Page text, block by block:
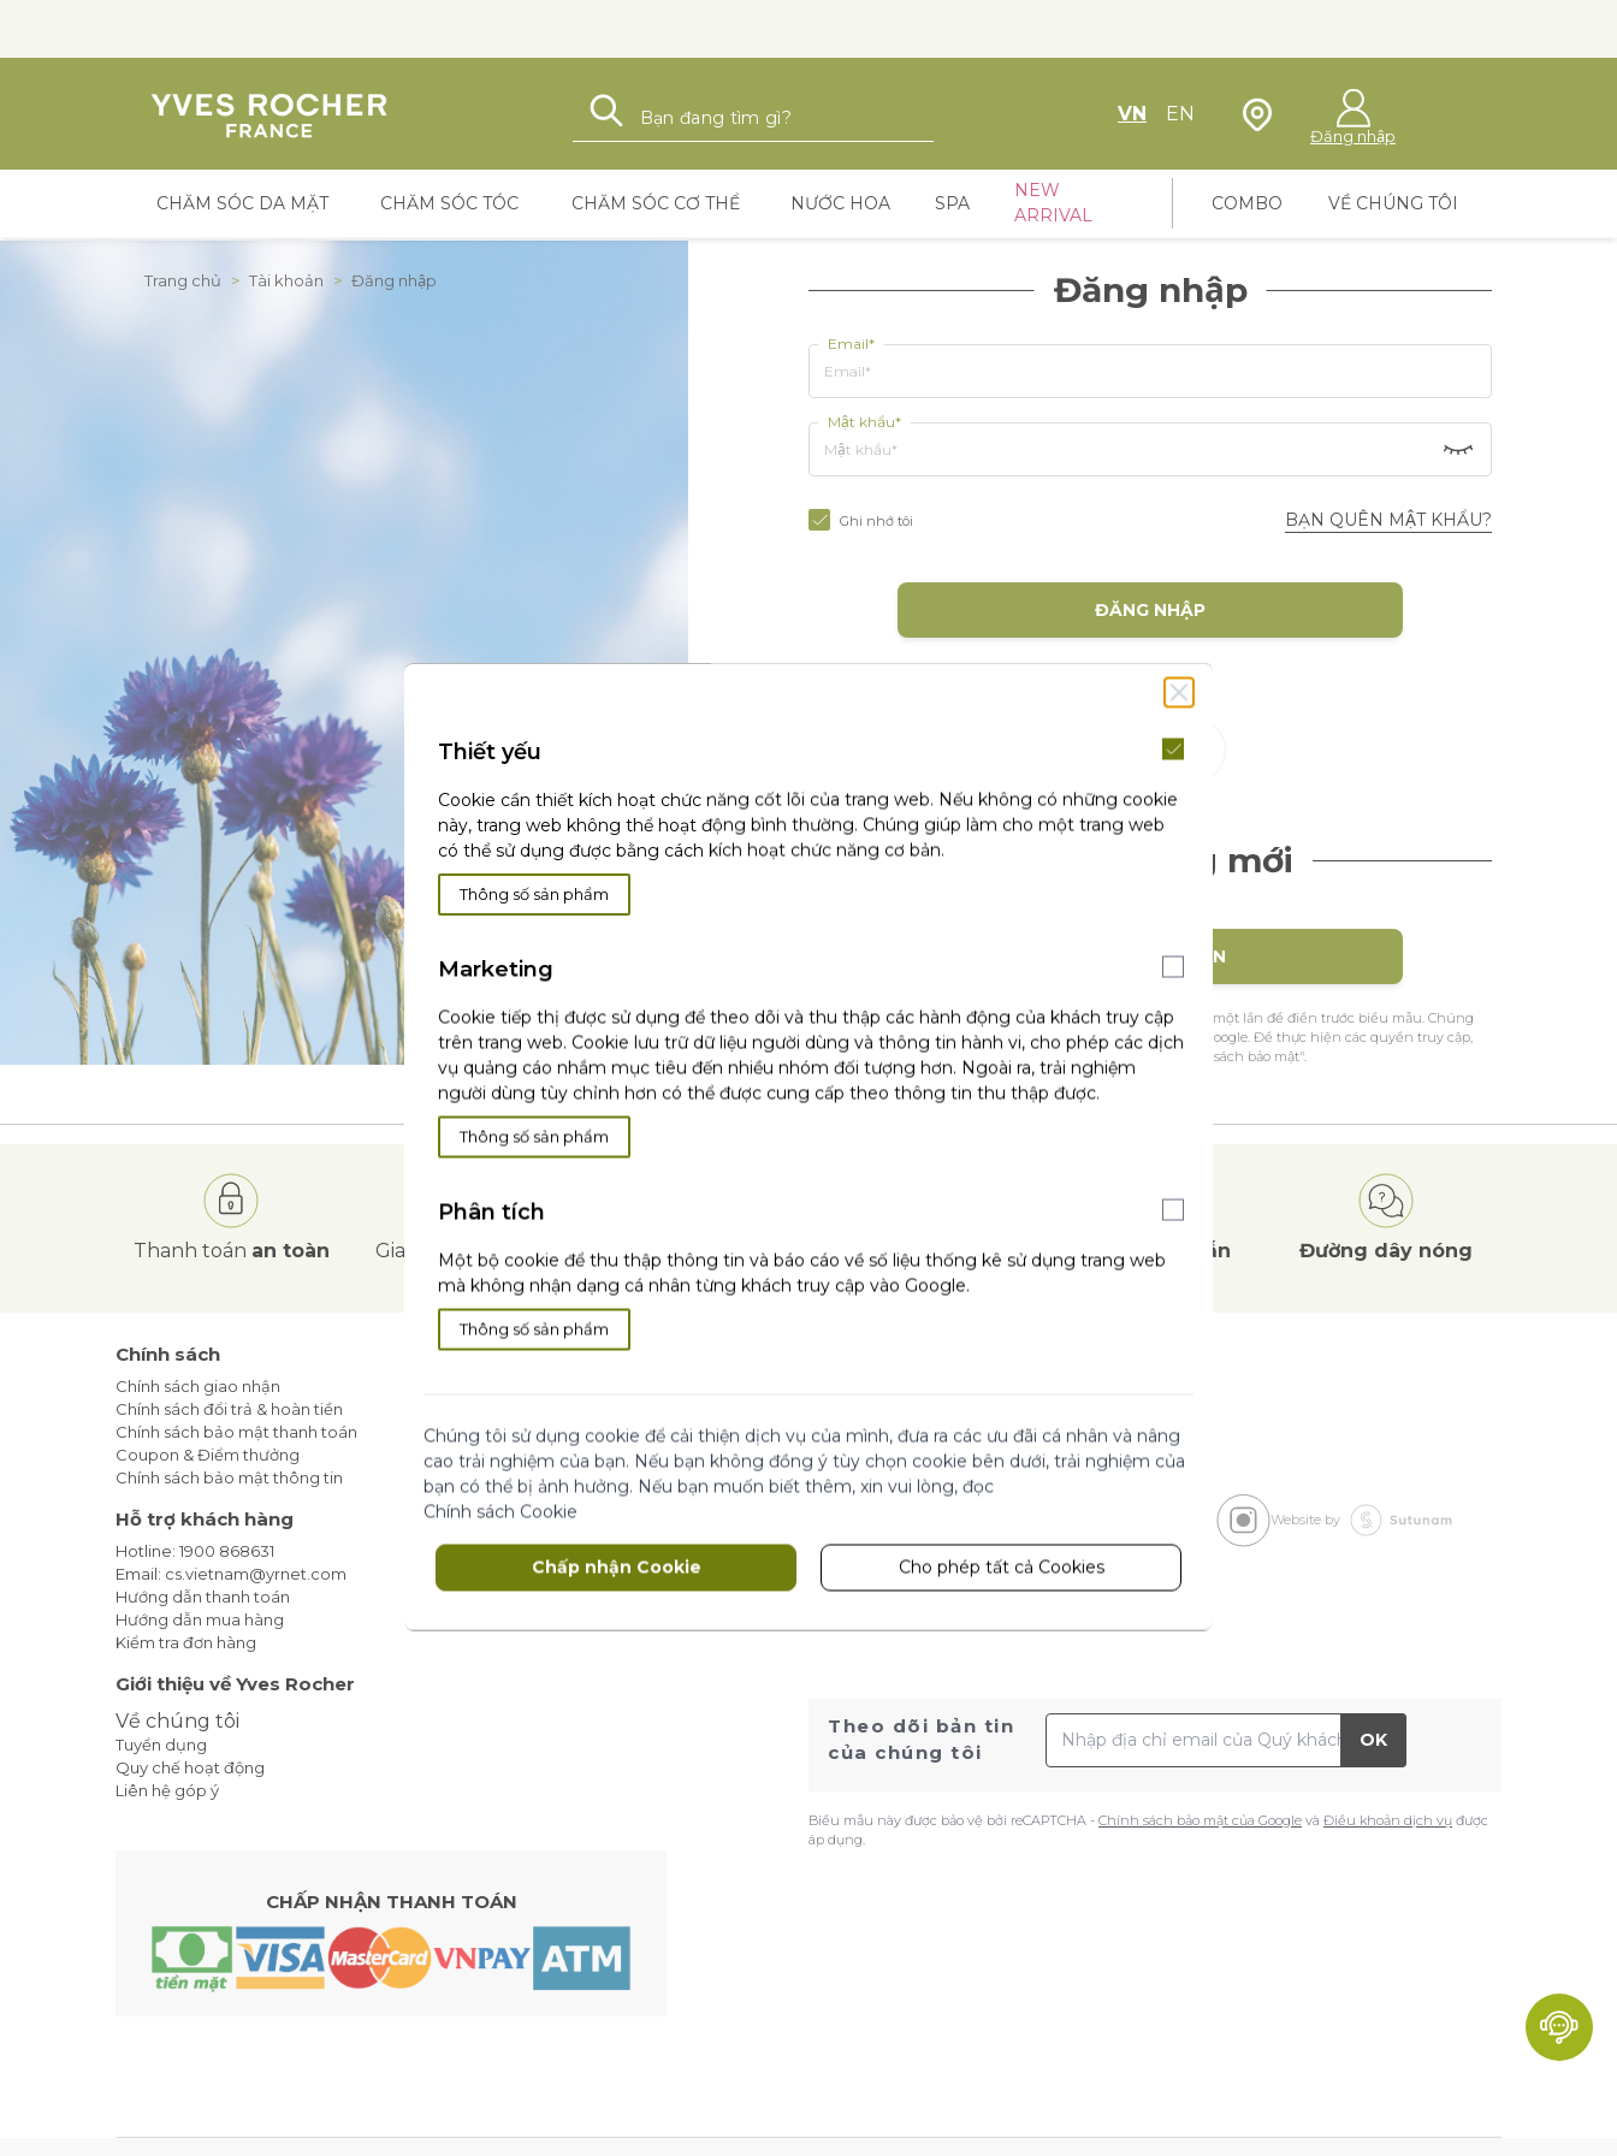
Tìm kiếm VN EN Định vị cửa hàng
Đăng nhập
CHĂM SÓC DA MẶT CHĂM SÓC TÓC CHĂM SÓC CƠ THỂ NƯỚC HOA SPA
NEW
ARRIVAL
COMBO VỀ CHÚNG TÔI
Trang chủ > Tài khoản > Đăng nhập Đăng nhập
Email*
Mật khẩu*
BẠN QUÊN MẬT KHẨU?
Ghi nhớ tôi
ĐĂNG NHẬP
Khách hàng mới
TẠO TÀI KHOẢN
(1) Chúng tôi chỉ sử dụng email hoặc dữ liệu nhận dạng của bạn một lần để điền trước biểu mẫu. Chúng
tôi không thu thập bất kỳ dữ liệu nào khác từ Facebook hoặc Google. Để thực hiện các quyền truy cập,
chỉnh sửa hoặc xóa của bạn, vui lòng tham khảo trang "Chính sách bảo mật".
Thanh toán an toàn Giao hàng tận nơi Hài lòng hoặchoàn
tiền
Thanh toán khinhận
hàng
Ưu đãihấp dẫn Đường dây nóng
Theo dõi bản tin
của chúng tôi
Địa chỉ Email
OK
Biểu mẫu này được bảo vệ bởi reCAPTCHA - Chính sách bảo mật của Google và Điều khoản dịch vụ được
áp dụng.
Chính sách
Chính sách giao nhận
Chính sách đổi trả & hoàn tiền
Chính sách bảo mật thanh toán
Coupon & Điểm thưởng
Chính sách bảo mật thông tin
Hỗ trợ khách hàng
Hotline: 1900 868631
Email: cs.vietnam@yrnet.com
Hướng dẫn thanh toán
Hướng dẫn mua hàng
Kiểm tra đơn hàng
Giới thiệu về Yves Rocher
Về chúng tôi
Tuyển dụng
Quy chế hoạt động
Liên hệ góp ý
Tin Tức
Địa Chỉ Cửa Hàng
Cam kết tái chế từ Yves Rocher
Đăng ký đối tác
CHẤP NHẬN THANH TOÁN
Website by
Thiết yếu
Cookie cần thiết kích hoạt chức năng cốt lõi của trang web. Nếu không có những cookie
này, trang web không thể hoạt động bình thường. Chúng giúp làm cho một trang web
có thể sử dụng được bằng cách kích hoạt chức năng cơ bản.
Thông số sản phẩm
Marketing
Cookie tiếp thị được sử dụng để theo dõi và thu thập các hành động của khách truy cập
trên trang web. Cookie lưu trữ dữ liệu người dùng và thông tin hành vi, cho phép các dịch
vụ quảng cáo nhắm mục tiêu đến nhiều nhóm đối tượng hơn. Ngoài ra, trải nghiệm
người dùng tùy chỉnh hơn có thể được cung cấp theo thông tin thu thập được.
Thông số sản phẩm
Phân tích
Một bộ cookie để thu thập thông tin và báo cáo về số liệu thống kê sử dụng trang web
mà không nhận dạng cá nhân từng khách truy cập vào Google.
Thông số sản phẩm
Chúng tôi sử dụng cookie để cải thiện dịch vụ của mình, đưa ra các ưu đãi cá nhân và nâng
cao trải nghiệm của bạn. Nếu bạn không đồng ý tùy chọn cookie bên dưới, trải nghiệm của
bạn có thể bị ảnh hưởng. Nếu bạn muốn biết thêm, xin vui lòng, đọc
Chính sách Cookie
Chấp nhận Cookie Cho phép tất cả Cookies